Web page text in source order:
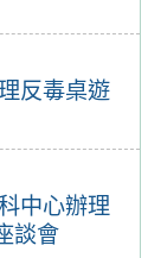
反毒桌遊
中心辦理
談會